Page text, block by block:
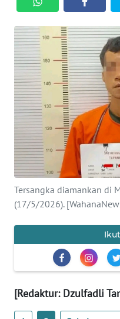
Tersangka diamankan di
(17/5/2026).
[Redaktur: Dzulfadli
SERBI
OPINI
Informasi
INDEKS
BERITA
KONTAK
KAMI
INFO
KAMI
PEDOMAN
SIBER